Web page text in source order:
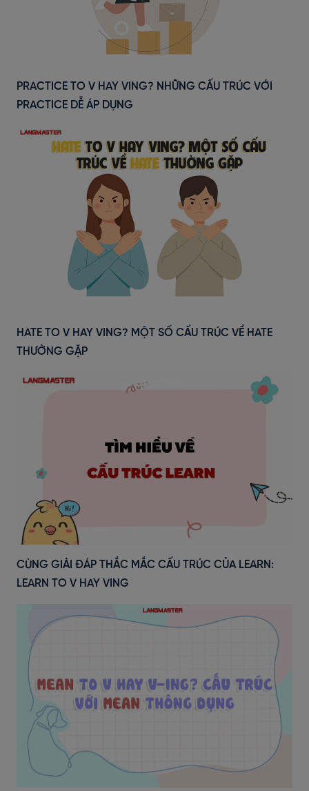
PRACTICE TO V HAY VING? NHỮNG CẤU TRÚC VỚI
PRACTICE DỄ ÁP DỤNG
HATE TO V HAY VING? MỘT SỐ CẤU TRÚC VỀ HATE
THƯỜNG GẶP
CÙNG GIẢI ĐÁP THẮC MẮC CẤU TRÚC CỦA LEARN:
LEARN TO V HAY VING